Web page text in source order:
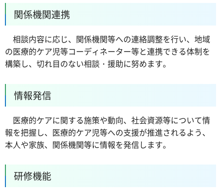
関係機関連携
相談内容に応じ、関係機関等への連絡調整を行い、地域
の医療的ケア児等コーディネーター等と連携できる体制を
構築し、切れ目のない相談・援助に努めます。
情報発信
医療的ケアに関する施策や動向、社会資源等について情
報を把握し、医療的ケア児等への支援が推進されるよう、
本人や家族、関係機関等に情報を発信します。
研修機能